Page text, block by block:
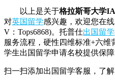
以上是关于格拉斯哥大学
对英国留学感兴趣，欢迎您在
V：Tops6868)。托普仕出国留学
服务流程，硬性四维标准+六
学生出国留学申请名校提供保障
扫一扫添加出国留学客服，了解